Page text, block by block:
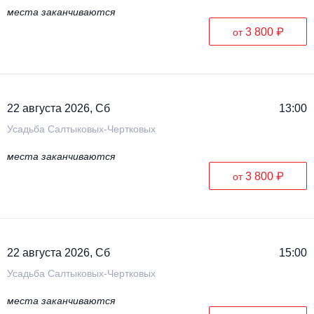
места заканчиваются
от3 800 ₽
22 августа 2026, Сб 13:00
Усадьба Салтыковых-Чертковых
места заканчиваются
от3 800 ₽
22 августа 2026, Сб 15:00
Усадьба Салтыковых-Чертковых
места заканчиваются